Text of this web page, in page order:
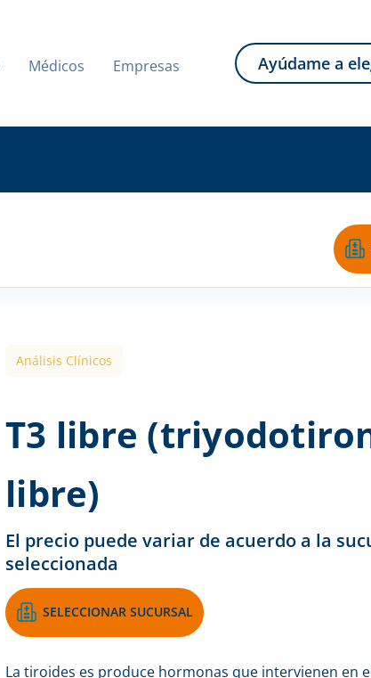
Médicos Empresas Ayúdame a
Análisis Clínicos
T3 libre
libre)
El precio puede variar de acuerdo a la
seleccionada
SELECCIONAR SUCURSAL
La tiroides es produce hormonas que intervienen en